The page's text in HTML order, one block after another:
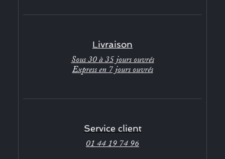
Livraison
Sous 30 à 35 jours ouvrés
Express en 7 jours ouvrés
Service client
01 44 19 74 96